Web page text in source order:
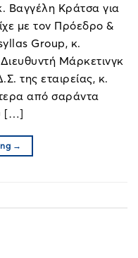
Βαγγέλη Κράτσα για
με τον Πρόεδρο &
Group, κ.
Μάρκετινγκ
της εταιρείας, κ.
από σαράντα
[…]
→